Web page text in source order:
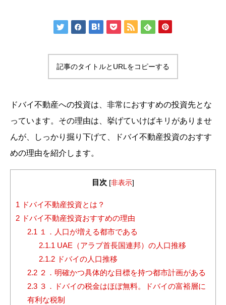
記事のタイトルとURLをコピーする
ドバイ不動産への投資は、非常におすすめの投資先とな
っています。その理由は、挙げていけばキリがありませ
んが、しっかり掘り下げて、ドバイ不動産投資のおすす
めの理由を紹介します。
目次 [非表示]
1 ドバイ不動産投資とは？
2 ドバイ不動産投資おすすめの理由
2.1 １．人口が増える都市である
2.1.1 UAE（アラブ首長国連邦）の人口推移
2.1.2ドバイの人口推移
2.2２．明確かつ具体的な目標を持つ都市計画がある
2.3３．ドバイの税金はほぼ無料。ドバイの富裕層に
有利な税制